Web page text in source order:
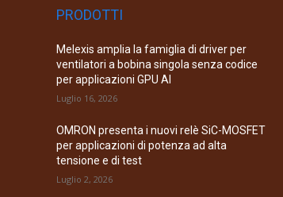
PRODOTTI
Melexis amplia la famiglia di driver per
ventilatori a bobina singola senza codice
per applicazioni GPU AI
Luglio 16, 2026
OMRON presenta i nuovi relè SiC-MOSFET
per applicazioni di potenza ad alta
tensione e di test
Luglio 2, 2026